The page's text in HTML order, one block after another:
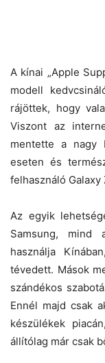
A kínai „Apple
modell
rájöttek, hogy
Viszont az
mentette a nagy
eseten és
felhasználó
Az egyik
Samsung, mind
használja
tévedett. Mások
szándékos
Ennél majd csak
készülékek
állítólag már csak